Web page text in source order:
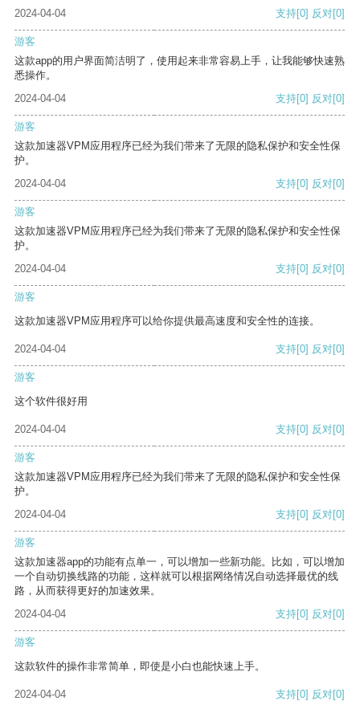
2024-04-04 支持[0] 反对[0]
游客
这款app的用户界面简洁明了，使用起来非常容易上手，让我能够快速熟
悉操作。
2024-04-04
支持[0] 反对[0]
游客
这款加速器VPM应用程序已经为我们带来了无限的隐私保护和安全性保
护。
2024-04-04
支持[0] 反对[0]
游客
这款加速器VPM应用程序已经为我们带来了无限的隐私保护和安全性保
护。
2024-04-04
支持[0] 反对[0]
游客
这款加速器VPM应用程序可以给你提供最高速度和安全性的连接。
2024-04-04 支持[0] 反对[0]
游客
这个软件很好用
2024-04-04 支持[0] 反对[0]
游客
这款加速器VPM应用程序已经为我们带来了无限的隐私保护和安全性保
护。
2024-04-04
支持[0] 反对[0]
游客
这款加速器app的功能有点单一，可以增加一些新功能。比如，可以增加
一个自动切换线路的功能，这样就可以根据网络情况自动选择最优的线
路，从而获得更好的加速效果。
2024-04-04
支持[0] 反对[0]
游客
这款软件的操作非常简单，即使是小白也能快速上手。
2024-04-04 支持[0] 反对[0]